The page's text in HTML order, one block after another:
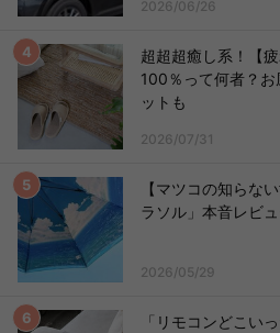
2026/06/26
超超超癒し系！【
100％って何者？
ットも
2026/07/31
【マツコの知らな
ラソル」本音レビ
2026/05/29
「リモコンどこい